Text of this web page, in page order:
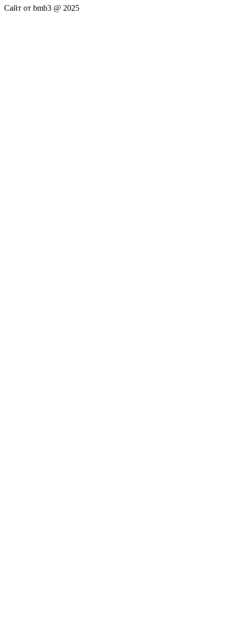
Сайт от bmb3 @ 2025